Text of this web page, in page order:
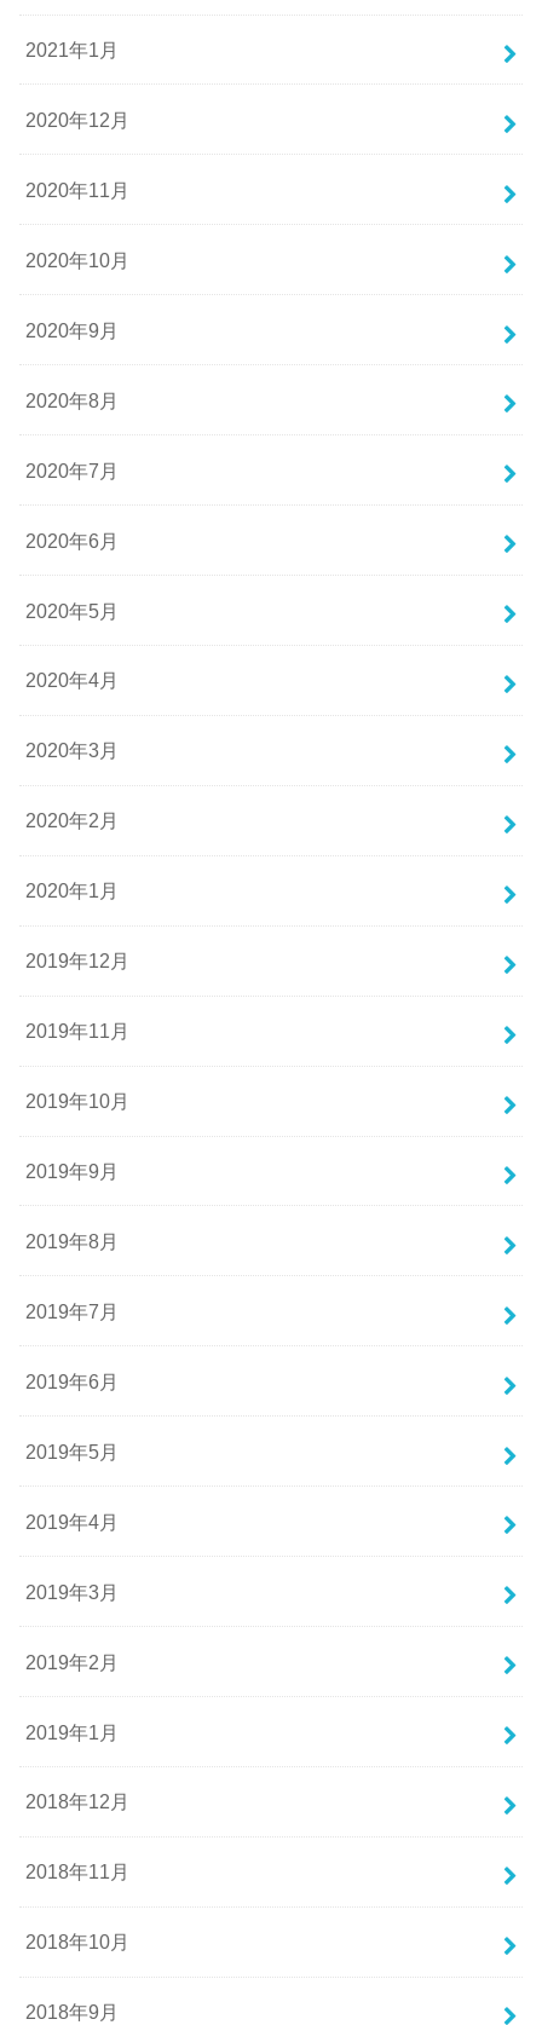
2021年1月
2020年12月
2020年11月
2020年10月
2020年9月
2020年8月
2020年7月
2020年6月
2020年5月
2020年4月
2020年3月
2020年2月
2020年1月
2019年12月
2019年11月
2019年10月
2019年9月
2019年8月
2019年7月
2019年6月
2019年5月
2019年4月
2019年3月
2019年2月
2019年1月
2018年12月
2018年11月
2018年10月
2018年9月